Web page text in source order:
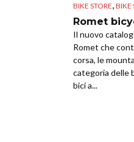
BIKE STORE BIKE
Romet
Il nuovo
Romet che
corsa, le
categoria delle
bici a...